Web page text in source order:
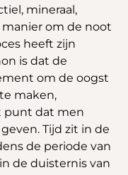
mineraal,
om de noot
heeft zijn
is dat de
om de oogst
maken,
punt dat men
Tijd zit in de
de periode van
de duisternis van